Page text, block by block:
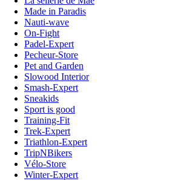
Made in Paradis
Nauti-wave
On-Fight
Padel-Expert
Pecheur-Store
Pet and Garden
Slowood Interior
Smash-Expert
Sneakids
Sport is good
Training-Fit
Trek-Expert
Triathlon-Expert
TripNBikers
Vélo-Store
Winter-Expert